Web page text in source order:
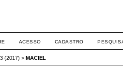
ACESSO CADASTRO
(2017) > MACIEL